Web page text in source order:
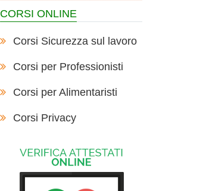
CORSI ONLINE
Corsi Sicurezza sul lavoro
Corsi per Professionisti
Corsi per Alimentaristi
Corsi Privacy